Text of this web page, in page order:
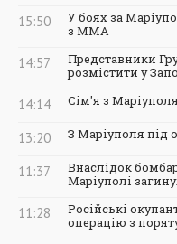
15:50
У боях за
з ММА
14:57
Представники
розмістити у
14:14 Сім'я з
13:20 З Маріуполя під
11:37
Внаслідок
Маріуполі
11:28
Російські
операцію з